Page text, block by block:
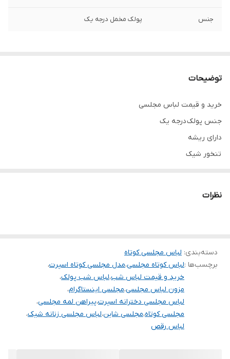
جنس پولک مخمل درجه یک
توضیحات
خرید و قیمت لباس مجلسی
جنس پولک درجه یک
دارای ریشه
تنخور شیک
آنها درج شده است چون این سایت امکان مرجوع ندارد و فقط امکان
تعویض سایز دارد.
نظرات
دسته‌بندی: لباس مجلسی کوتاه
برچسب‌ها :لباس کوتاه مجلسی،مدل مجلسی کوتاه اسپرت،
خرید و قیمت لباس شب،لباس شب پولک،
مزون لباس مجلسی،مجلسی اینستاگرام،
لباس مجلسی دخترانه اسپرت،پیراهن لمه مجلسی،
مجلسی کوتاه،مجلسی شاین،لباس مجلسی زنانه شیک،
لباس رقص